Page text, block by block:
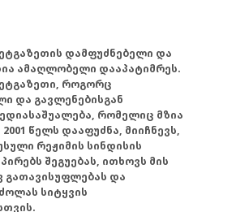
დამფუძნებელი და
ამაღლობელი დააპატიმრეს.
როგორც
და გავლენებისგან
რომელიც მზია
წელს დააფუძნა, მიიჩნევს,
რეჟიმის სინდისის
შეგუებას, ითხოვს მის
გათავისუფლებას და
სიტყვის